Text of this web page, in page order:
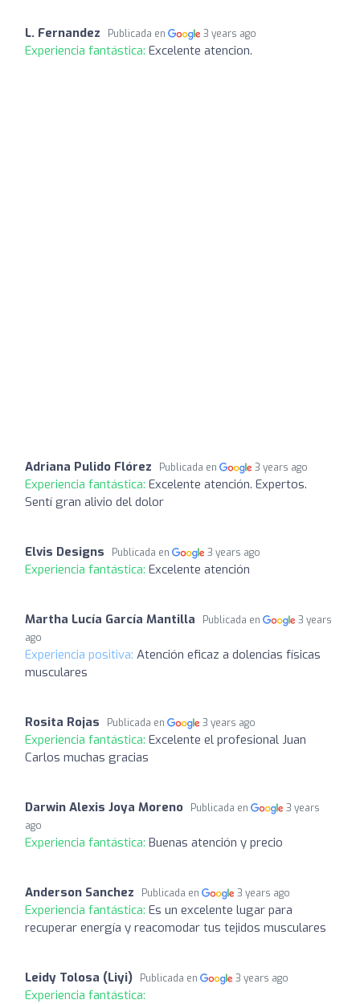
L. Fernandez Publicada en 3 years ago
Experiencia fantástica: Excelente atencion.
Adriana Pulido Flórez Publicada en 3 years ago
Experiencia fantástica: Excelente atención. Expertos.
Sentí gran alivio del dolor
Elvis Designs Publicada en 3 years ago
Experiencia fantástica: Excelente atención
Martha Lucía García Mantilla Publicada en
3 years
ago
Experiencia positiva: Atención eficaz a dolencias físicas
musculares
Rosita Rojas Publicada en 3 years ago
Experiencia fantástica: Excelente el profesional Juan
Carlos muchas gracias
Darwin Alexis Joya Moreno Publicada en
3 years
ago
Experiencia fantástica: Buenas atención y precio
Anderson Sanchez Publicada en 3 years ago
Experiencia fantástica: Es un excelente lugar para
recuperar energía y reacomodar tus tejidos musculares
Leidy Tolosa (Liyi) Publicada en 3 years ago
Experiencia fantástica: